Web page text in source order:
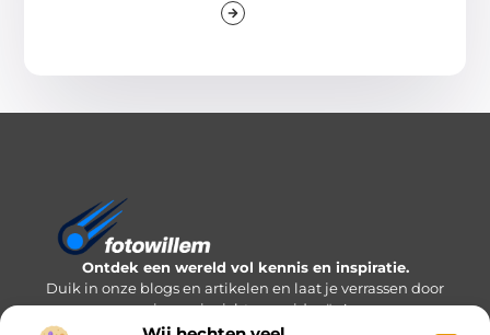
Ontdek een wereld vol kennis en inspiratie.
Duik in onze blogs en artikelen en laat je verrassen door
nieuwe inzichten en ideeën!